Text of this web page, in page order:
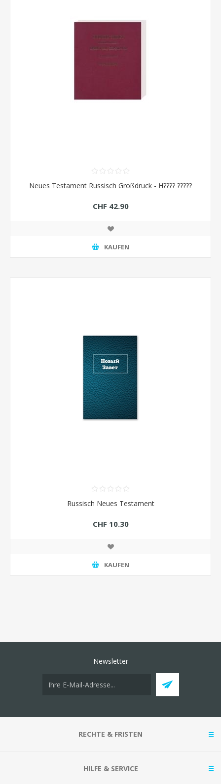
Neues Testament Russisch Großdruck - H???? ?????
CHF 42.90
KAUFEN
Russisch Neues Testament
CHF 10.30
KAUFEN
Newsletter
RECHTE & FRISTEN
HILFE & SERVICE